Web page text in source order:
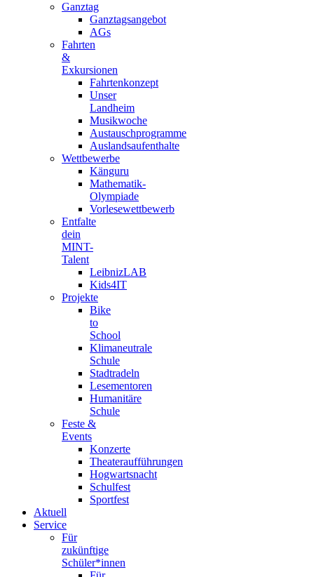
Ganztag
Ganztagsangebot
AGs
Fahrten
&
Exkursionen
Fahrtenkonzept
Unser
Landheim
Musikwoche
Austauschprogramme
Auslandsaufenthalte
Wettbewerbe
Känguru
Mathematik-
Olympiade
Vorlesewettbewerb
Entfalte
dein
MINT-
Talent
LeibnizLAB
Kids4IT
Projekte
Bike
to
School
Klimaneutrale
Schule
Stadtradeln
Lesementoren
Humanitäre
Schule
Feste &
Events
Konzerte
Theateraufführungen
Hogwartsnacht
Schulfest
Sportfest
Aktuell
Service
Für
zukünftige
Schüler*innen